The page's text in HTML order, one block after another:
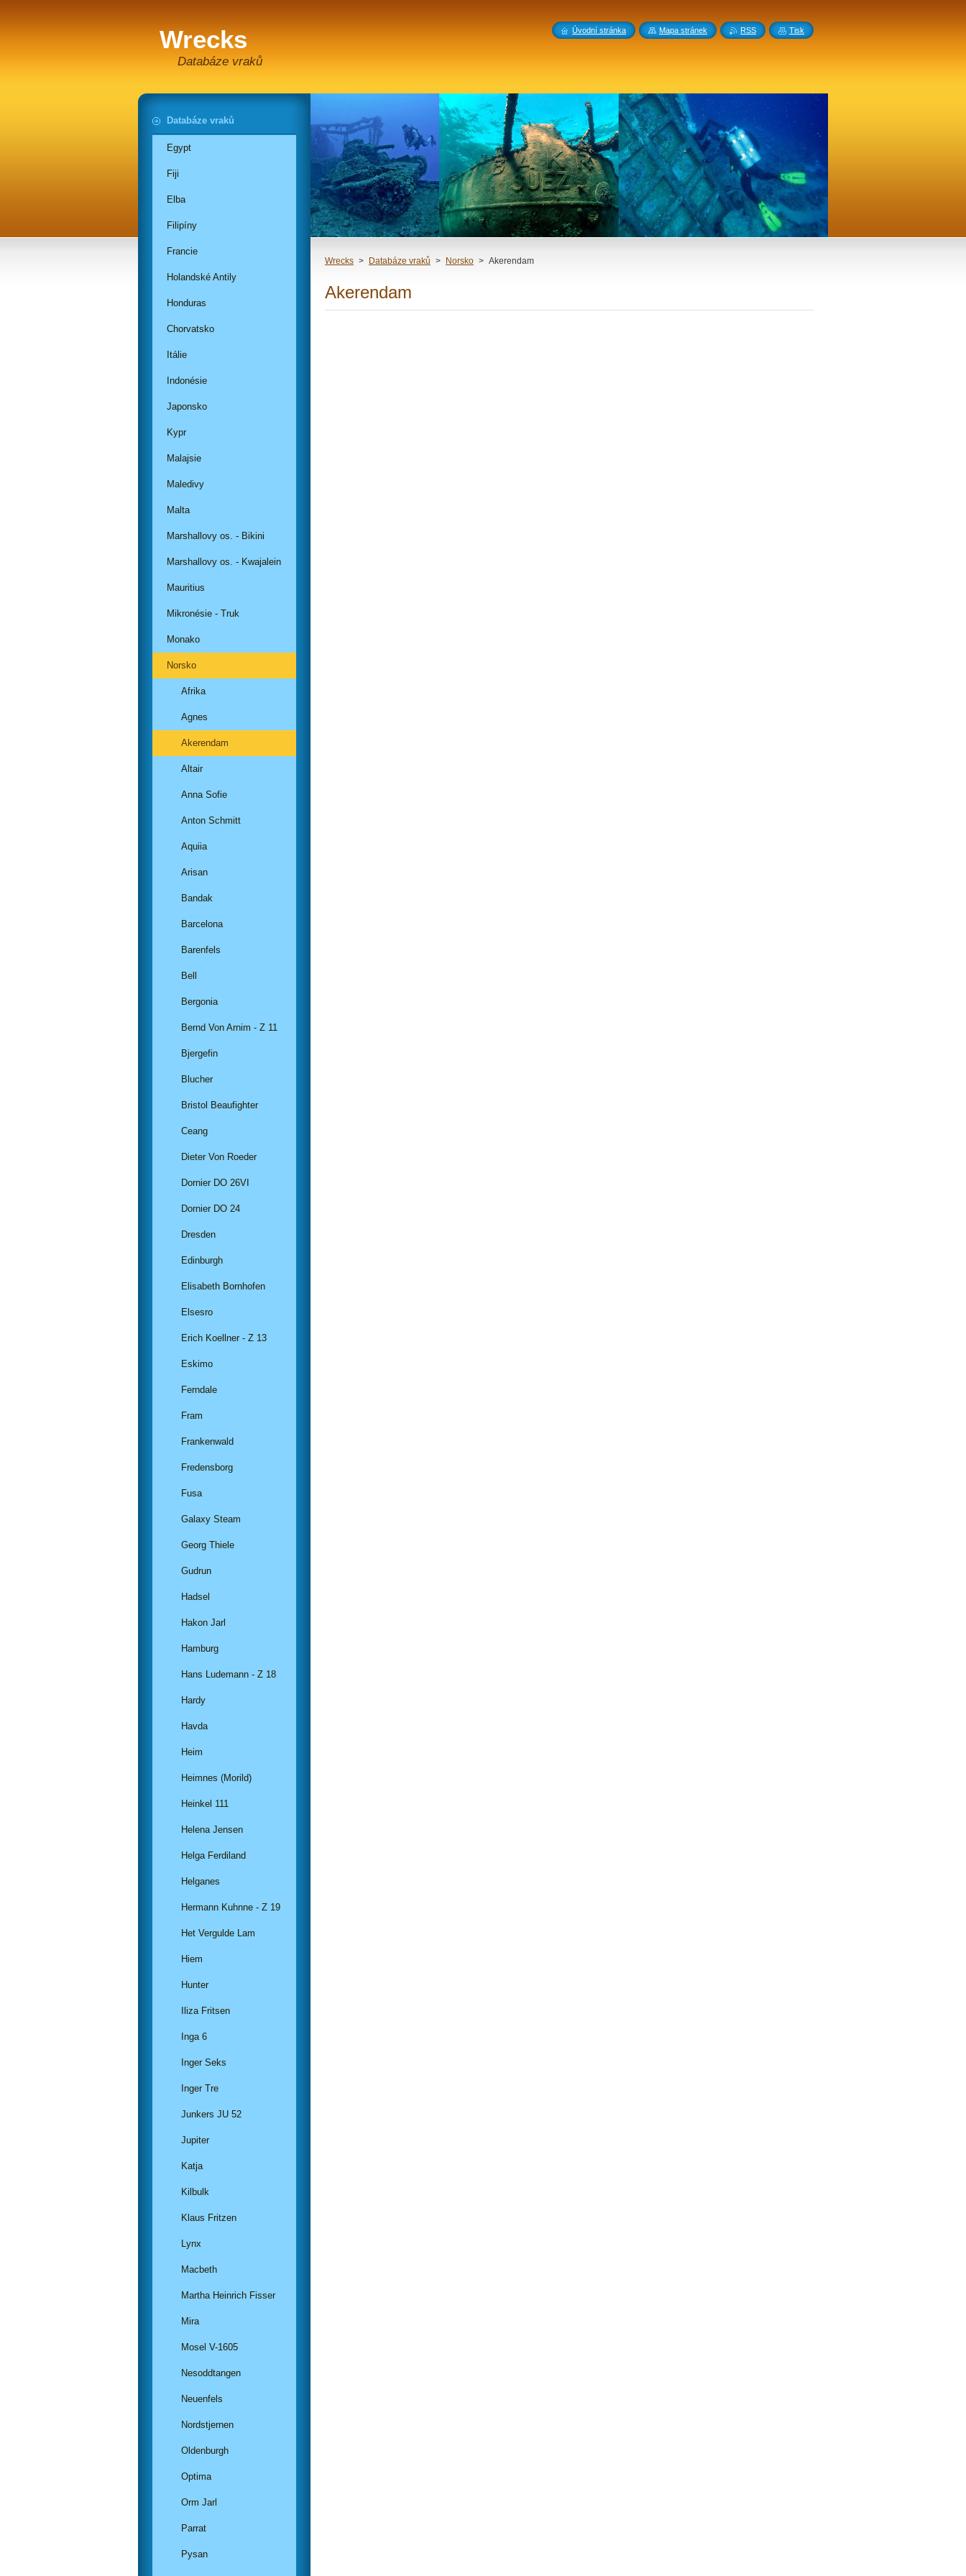
Wrecks
Databáze vraků
Wrecks > Databáze vraků > Norsko > Akerendam
Akerendam
Databáze vraků
Egypt
Fiji
Elba
Filipíny
Francie
Holandské Antily
Honduras
Chorvatsko
Itálie
Indonésie
Japonsko
Kypr
Malajsie
Maledivy
Malta
Marshallovy os. - Bikini
Marshallovy os. - Kwajalein
Mauritius
Mikronésie - Truk
Monako
Norsko
Afrika
Agnes
Akerendam
Altair
Anna Sofie
Anton Schmitt
Aquiia
Arisan
Bandak
Barcelona
Barenfels
Bell
Bergonia
Bernd Von Arnim - Z 11
Bjergefin
Blucher
Bristol Beaufighter
Ceang
Dieter Von Roeder
Dornier DO 26VI
Dornier DO 24
Dresden
Edinburgh
Elisabeth Bornhofen
Elsesro
Erich Koellner - Z 13
Eskimo
Ferndale
Fram
Frankenwald
Fredensborg
Fusa
Galaxy Steam
Georg Thiele
Gudrun
Hadsel
Hakon Jarl
Hamburg
Hans Ludemann - Z 18
Hardy
Havda
Heim
Heimnes (Morild)
Heinkel 111
Helena Jensen
Helga Ferdiland
Helganes
Hermann Kuhnne - Z 19
Het Vergulde Lam
Hiem
Hunter
Iliza Fritsen
Inga 6
Inger Seks
Inger Tre
Junkers JU 52
Jupiter
Katja
Kilbulk
Klaus Fritzen
Lynx
Macbeth
Martha Heinrich Fisser
Mira
Mosel V-1605
Nesoddtangen
Neuenfels
Nordstjernen
Oldenburgh
Optima
Orm Jarl
Parrat
Pysan
Úvodní stránka Mapa stránek RSS Tisk